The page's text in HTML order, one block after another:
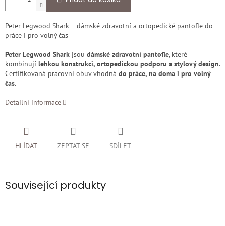
Peter Legwood Shark – dámské zdravotní a ortopedické pantofle do
práce i pro volný čas
Peter Legwood Shark jsou dámské zdravotní pantofle, které
kombinují lehkou konstrukci, ortopedickou podporu a stylový design.
Certifikovaná pracovní obuv vhodná do práce, na doma i pro volný
čas.
Detailní informace
ZEPTAT SE
HLÍDAT SDÍLET
Související produkty